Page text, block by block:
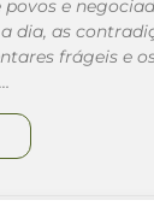
povos e
dia, as
frágeis e